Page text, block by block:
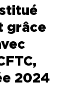
grâce
2024